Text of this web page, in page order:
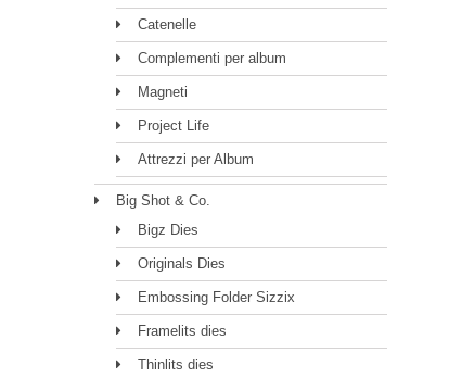
Catenelle
Complementi per album
Magneti
Project Life
Attrezzi per Album
Big Shot & Co.
Bigz Dies
Originals Dies
Embossing Folder Sizzix
Framelits dies
Thinlits dies